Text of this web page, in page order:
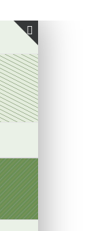
Toggle
area
barra
scorrevole